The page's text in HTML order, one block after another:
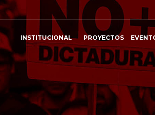
INSTITUCIONAL PROYECTOS